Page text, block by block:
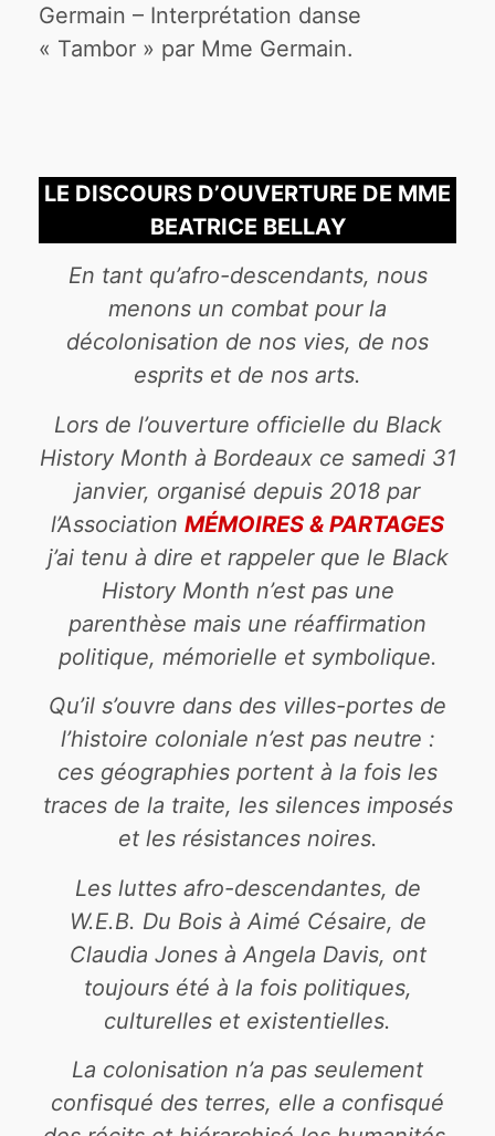
Germain – Interprétation danse
« Tambor » par Mme Germain.
LE DISCOURS D’OUVERTURE DE MME
BEATRICE BELLAY
En tant qu’afro-descendants, nous
menons un combat pour la
décolonisation de nos vies, de nos
esprits et de nos arts.
Lors de l’ouverture officielle du Black
History Month à Bordeaux ce samedi 31
janvier, organisé depuis 2018 par
l’Association MÉMOIRES & PARTAGES
j’ai tenu à dire et rappeler que le Black
History Month n’est pas une
parenthèse mais une réaffirmation
politique, mémorielle et symbolique.
Qu’il s’ouvre dans des villes-portes de
l’histoire coloniale n’est pas neutre :
ces géographies portent à la fois les
traces de la traite, les silences imposés
et les résistances noires.
Les luttes afro-descendantes, de
W.E.B. Du Bois à Aimé Césaire, de
Claudia Jones à Angela Davis, ont
toujours été à la fois politiques,
culturelles et existentielles.
La colonisation n’a pas seulement
confisqué des terres, elle a confisqué